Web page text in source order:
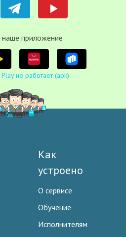
наше приложение
не работает (apk)
Как
устроено
О сервисе
Обучение
Исполнителям